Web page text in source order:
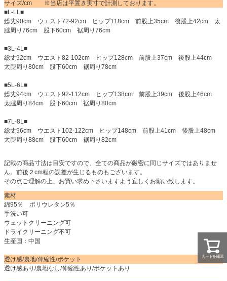
サイズ/cm ※当店は平置き実寸で計測しております。
■L-LL■
総丈90cm ウエスト72-92cm ヒップ118cm 前股上35cm 後股上42cm 太
腿周り76cm 股下60cm 裾周り76cm
■3L-4L■
総丈92cm ウエスト82-102cm ヒップ128cm 前股上37cm 後股上44cm
太腿周り80cm 股下60cm 裾周り78cm
■5L-6L■
総丈94cm ウエスト92-112cm ヒップ138cm 前股上39cm 後股上46cm
太腿周り84cm 股下60cm 裾周り80cm
■7L-8L■
総丈96cm ウエスト102-122cm ヒップ148cm 前股上41cm 後股上48cm
太腿周り88cm 股下60cm 裾周り82cm
記載の商品寸法は目安ですので、全ての商品が厳密に同じサイズではありませ
ん。前後２cm程の誤差が生じるものもございます。
その点ご理解の上、お買い求め下さいますよう宜しくお願い致します。
素材
綿95％ ポリウレタン5％
手洗い可
ウェットクリーニング可
ドライクリーニング不可
生産国：中国
透け感/裏地/伸縮性/ポケット
透け感あり/裏地なし/伸縮性あり/ポケットあり
カートを確認